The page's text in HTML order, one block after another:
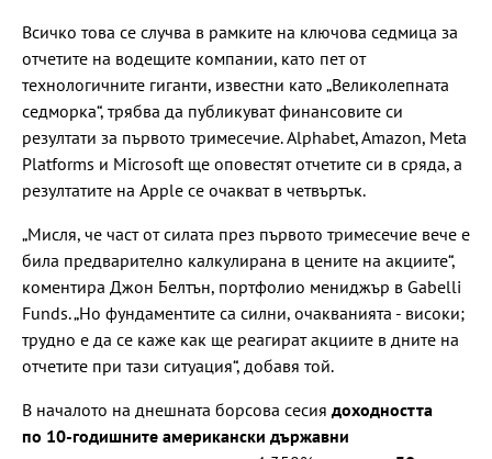
Всичко това се случва в рамките на ключова седмица за
отчетите на водещите компании, като пет от
технологичните гиганти, известни като „Великолепната
седморка“, трябва да публикуват финансовите си
резултати за първото тримесечие. Alphabet, Amazon, Meta
Platforms и Microsoft ще оповестят отчетите си в сряда, а
резултатите на Apple се очакват в четвъртък.
„Мисля, че част от силата през първото тримесечие вече е
била предварително калкулирана в цените на акциите“,
коментира Джон Белтън, портфолио мениджър в Gabelli
Funds. „Но фундаментите са силни, очакванията - високи;
трудно е да се каже как ще реагират акциите в дните на
отчетите при тази ситуация“, добавя той.
В началото на днешната борсова сесия доходността
по 10-годишните американски държавни